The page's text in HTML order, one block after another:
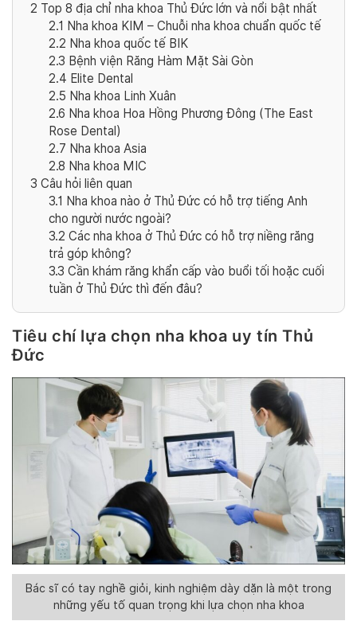
2 Top 8 địa chỉ nha khoa Thủ Đức lớn và nổi bật nhất
2.1 Nha khoa KIM – Chuỗi nha khoa chuẩn quốc tế
2.2 Nha khoa quốc tế BIK
2.3 Bệnh viện Răng Hàm Mặt Sài Gòn
2.4 Elite Dental
2.5 Nha khoa Linh Xuân
2.6 Nha khoa Hoa Hồng Phương Đông (The East
Rose Dental)
2.7 Nha khoa Asia
2.8 Nha khoa MIC
3 Câu hỏi liên quan
3.1 Nha khoa nào ở Thủ Đức có hỗ trợ tiếng Anh
cho người nước ngoài?
3.2 Các nha khoa ở Thủ Đức có hỗ trợ niềng răng
trả góp không?
3.3 Cần khám răng khẩn cấp vào buổi tối hoặc cuối
tuần ở Thủ Đức thì đến đâu?
Tiêu chí lựa chọn nha khoa uy tín Thủ
Đức
Bác sĩ có tay nghề giỏi, kinh nghiệm dày dặn là một trong
những yếu tố quan trọng khi lựa chọn nha khoa